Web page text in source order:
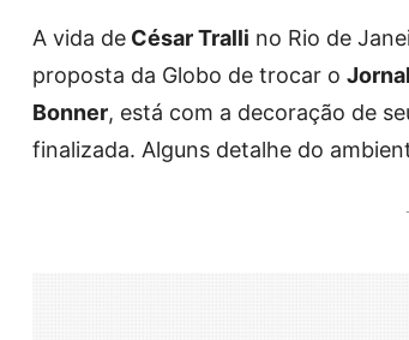
A vida de César Tralli no Rio de
proposta da Globo de trocar o
Bonner, está com a decoração de
finalizada. Alguns detalhe do